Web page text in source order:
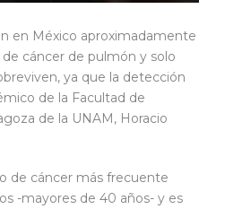
en México aproximadamente
cáncer de pulmón y solo
ya que la detección
de la Facultad de
de la UNAM, Horacio
de cáncer más frecuente
-mayores de 40 años- y es